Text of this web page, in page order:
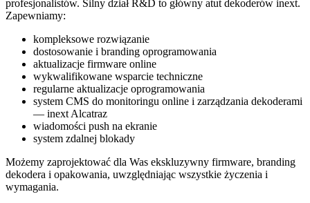
profesjonalistów. Silny dział R&D to główny atut dekoderów inext.
Zapewniamy:
kompleksowe rozwiązanie
dostosowanie i branding oprogramowania
aktualizacje firmware online
wykwalifikowane wsparcie techniczne
regularne aktualizacje oprogramowania
system CMS do monitoringu online i zarządzania dekoderami
— inext Alcatraz
wiadomości push na ekranie
system zdalnej blokady
Możemy zaprojektować dla Was ekskluzywny firmware, branding
dekodera i opakowania, uwzględniając wszystkie życzenia i
wymagania.